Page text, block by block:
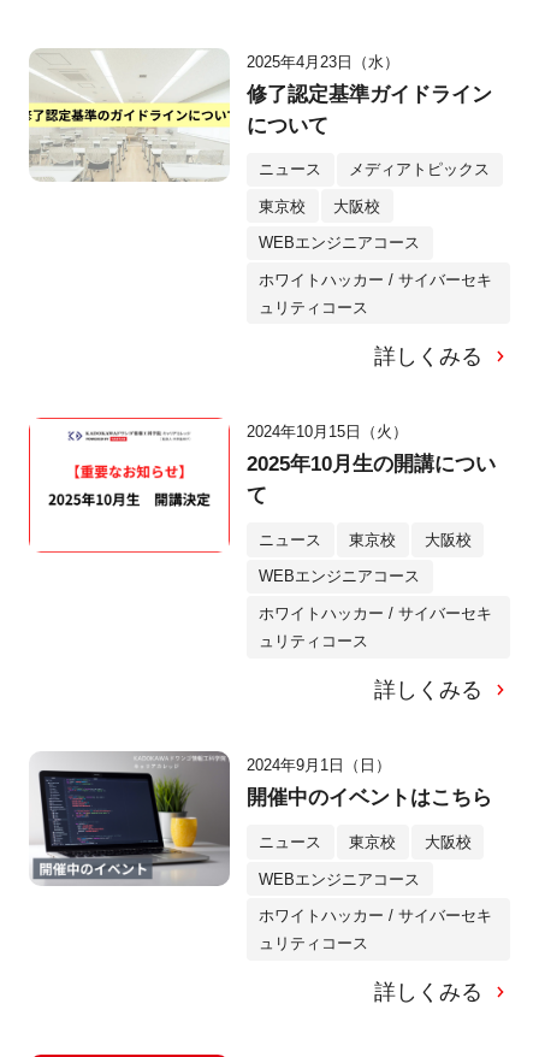
2025年4月23日（水）
修了認定基準ガイドライン
について
ニュース メディアトピックス
東京校 大阪校
WEBエンジニアコース
ホワイトハッカー / サイバーセキ
ュリティコース
詳しくみる
2024年10月15日（火）
2025年10月生の開講につい
て
ニュース 東京校 大阪校
WEBエンジニアコース
ホワイトハッカー / サイバーセキ
ュリティコース
詳しくみる
2024年9月1日（日）
開催中のイベントはこちら
ニュース 東京校 大阪校
WEBエンジニアコース
ホワイトハッカー / サイバーセキ
ュリティコース
詳しくみる